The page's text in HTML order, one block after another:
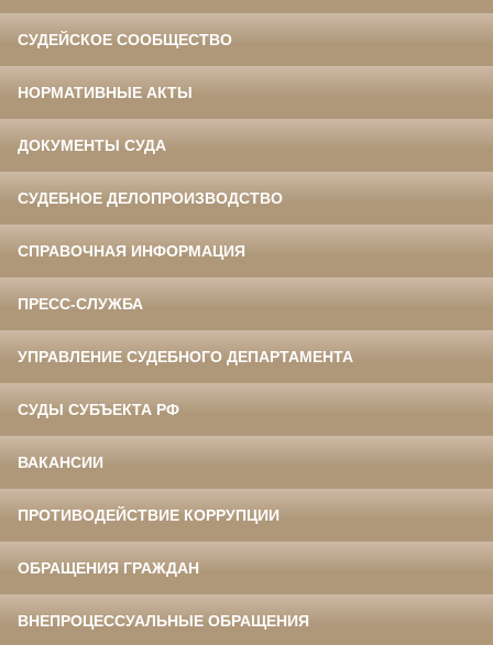
СУДЕЙСКОЕ СООБЩЕСТВО
НОРМАТИВНЫЕ АКТЫ
ДОКУМЕНТЫ СУДА
СУДЕБНОЕ ДЕЛОПРОИЗВОДСТВО
СПРАВОЧНАЯ ИНФОРМАЦИЯ
ПРЕСС-СЛУЖБА
УПРАВЛЕНИЕ СУДЕБНОГО ДЕПАРТАМЕНТА
СУДЫ СУБЪЕКТА РФ
ВАКАНСИИ
ПРОТИВОДЕЙСТВИЕ КОРРУПЦИИ
ОБРАЩЕНИЯ ГРАЖДАН
ВНЕПРОЦЕССУАЛЬНЫЕ ОБРАЩЕНИЯ